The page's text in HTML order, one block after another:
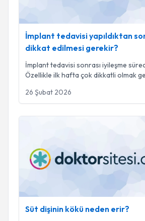
İmplant tedavisi yapıldıktan
dikkat edilmesi gerekir?
İmplant tedavisi sonrası iyileşme
Özellikle ilk hafta çok dikkatli olmak
26 Şubat 2026
Süt dişinin kökü neden erir?